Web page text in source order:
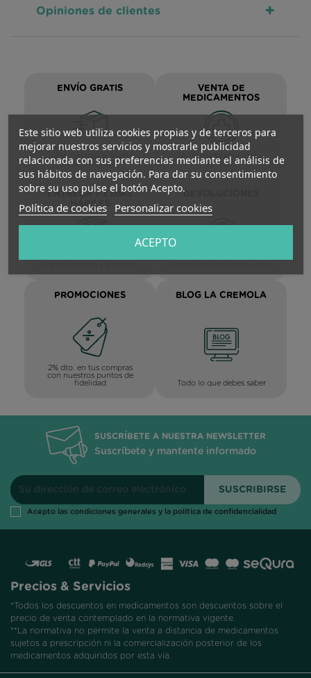
Este sitio web utiliza cookies propias y de terceros para
mejorar nuestros servicios y mostrarle publicidad
relacionada con sus preferencias mediante el análisis de
sus hábitos de navegación. Para dar su consentimiento
sobre su uso pulse el botón Acepto.
Política de cookies Personalizar cookies
ACEPTO
Opiniones de clientes +
ENVÍO GRATIS
Península >59€ / Asturias
>29€ (inferior a 5kg/L
peso/volumen)
VENTA DE
MEDICAMENTOS
Autorizada para venta
online
ENTREGA 1-3 DÍAS
HÁBILES
DEVOLUCIONES
PROMOCIONES
2% dto. en tus compras
con nuestros puntos de
fidelidad
BLOG LA CREMOLA
Todo lo que debes saber
SUSCRÍBETE A NUESTRA NEWSLETTER
Suscríbete y mantente informado
Acepto las condiciones generales y la política de confidencialidad
Precios & Servicios
*Todos los descuentos en medicamentos son descuentos sobre el
precio de venta contemplado en la normativa vigente.
**La normativa no permite la venta a distancia de medicamentos
sujetos a prescripción ni la comercialización posterior de los
medicamentos adquiridos por esta vía.